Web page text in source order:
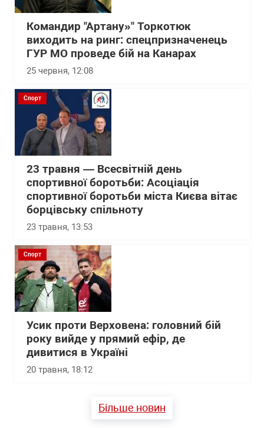
Командир "Артану»" Торкотюк
виходить на ринг: спецпризначенець
ГУР МО проведе бій на Канарах
25 червня, 12:08
Спорт
23 травня — Всесвітній день
спортивної боротьби: Асоціація
спортивної боротьби міста Києва вітає
борцівську спільноту
23 травня, 13:53
Спорт
Усик проти Верховена: головний бій
року вийде у прямий ефір, де
дивитися в Україні
20 травня, 18:12
Більше новин